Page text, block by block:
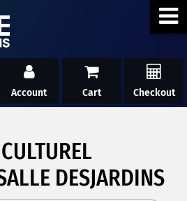
Account Cart Checkout
DESJARDINS